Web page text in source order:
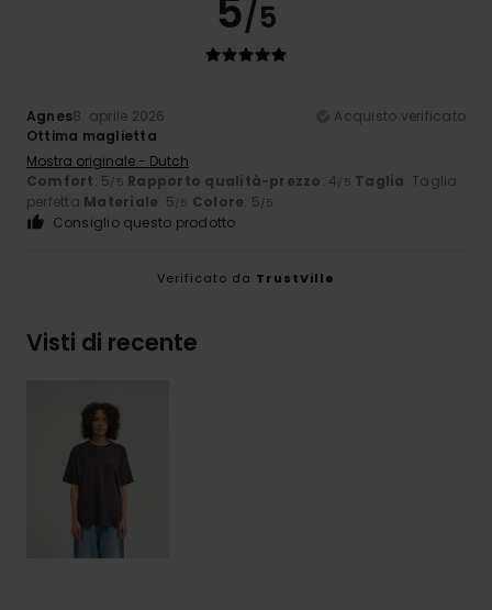
5/5
Agnes8. aprile 2026
Acquisto verificato
Ottima maglietta
Mostra originale - Dutch
Comfort: 5/5 Rapporto qualità-prezzo: 4/5 Taglia: Taglia
perfetta Materiale: 5/5 Colore: 5/5
Consiglio questo prodotto
Verificato da TrustVille
Visti di recente